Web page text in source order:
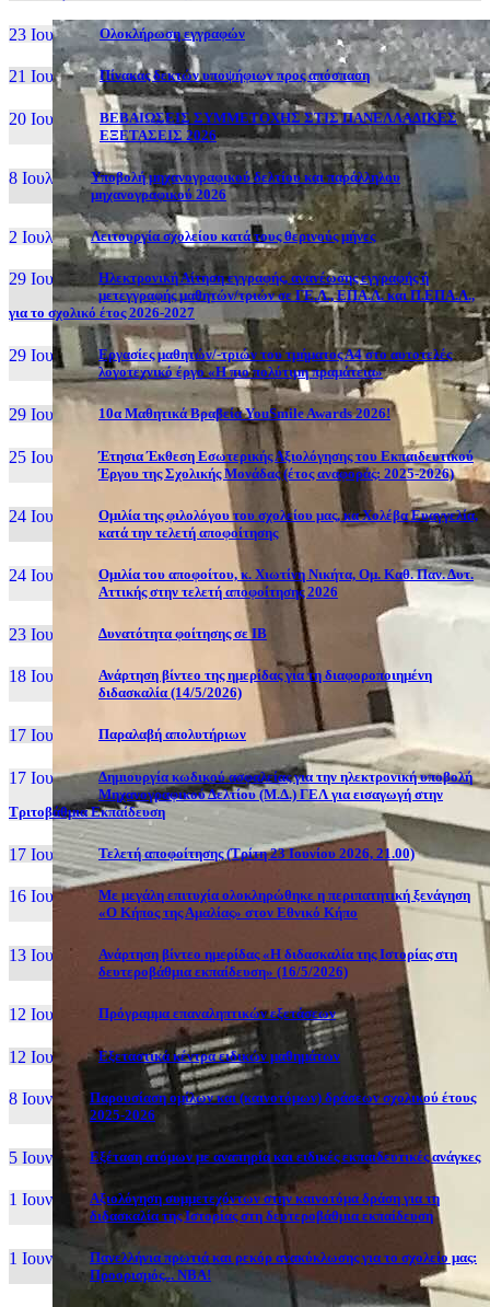
23 Ιουλ, 26 Ολοκλήρωση εγγραφών
21 Ιουλ, 26 Πίνακας δεκτών υποψήφιων προς απόσπαση
20 Ιουλ, 26
ΒΕΒΑΙΩΣΕΙΣ ΣΥΜΜΕΤΟΧΗΣ ΣΤΙΣ ΠΑΝΕΛΛΑΔΙΚΕΣ
ΕΞΕΤΑΣΕΙΣ 2026
8 Ιουλ, 26
Υποβολή μηχανογραφικού δελτίου και παράλληλου
μηχανογραφικού 2026
2 Ιουλ, 26 Λειτουργία σχολείου κατά τους θερινούς μήνες
29 Ιουν, 26
Ηλεκτρονική Αίτηση εγγραφής, ανανέωσης εγγραφής ή
μετεγγραφής μαθητών/τριών σε ΓΕ.Λ., ΕΠΑ.Λ. και Π.ΕΠΑ.Λ.,
για το σχολικό έτος 2026-2027
29 Ιουν, 26
Εργασίες μαθητών/-τριών του τμήματος Α4 στο αυτοτελές
λογοτεχνικό έργο «Η πιο πολύτιμη πραμάτεια»
29 Ιουν, 26 10α Μαθητικά Βραβεία YouSmile Awards 2026!
25 Ιουν, 26
Έτησια Έκθεση Εσωτερικής Αξιολόγησης του Εκπαιδευτικού
Έργου της Σχολικής Μονάδας (έτος αναφοράς: 2025-2026)
24 Ιουν, 26
Ομιλία της φιλολόγου του σχολείου μας, κα Χολέβα Ευαγγελία,
κατά την τελετή αποφοίτησης
24 Ιουν, 26
Ομιλία του αποφοίτου, κ. Χιωτίνη Νικήτα, Ομ. Καθ. Παν. Δυτ.
Αττικής στην τελετή αποφοίτησης 2026
23 Ιουν, 26 Δυνατότητα φοίτησης σε ΙΒ
18 Ιουν, 26
Ανάρτηση βίντεο της ημερίδας για τη διαφοροποιημένη
διδασκαλία (14/5/2026)
17 Ιουν, 26 Παραλαβή απολυτήριων
17 Ιουν, 26
Δημιουργία κωδικού ασφαλείας για την ηλεκτρονική υποβολή
Μηχανογραφικού Δελτίου (Μ.Δ.) ΓΕΛ για εισαγωγή στην
Τριτοβάθμια Εκπαίδευση
17 Ιουν, 26 Τελετή αποφοίτησης (Τρίτη 23 Ιουνίου 2026, 21.00)
16 Ιουν, 26
Με μεγάλη επιτυχία ολοκληρώθηκε η περιπατητική ξενάγηση
«Ο Κήπος της Αμαλίας» στον Εθνικό Κήπο
13 Ιουν, 26
Ανάρτηση βίντεο ημερίδας «Η διδασκαλία της Ιστορίας στη
δευτεροβάθμια εκπαίδευση» (16/5/2026)
12 Ιουν, 26 Πρόγραμμα επαναληπτικών εξετάσεων
12 Ιουν, 26 Εξεταστικά κέντρα ειδικών μαθημάτων
8 Ιουν, 26
Παρουσίαση ομίλων και (καινοτόμων) δράσεων σχολικού έτους
2025-2026
5 Ιουν, 26 Εξέταση ατόμων με αναπηρία και ειδικές εκπαιδευτικές ανάγκες
1 Ιουν, 26
Αξιολόγηση συμμετεχόντων στην καινοτόμα δράση για τη
διδασκαλία της Ιστορίας στη δευτεροβάθμια εκπαίδευση
1 Ιουν, 26
Πανελλήνια πρωτιά και ρεκόρ ανακύκλωσης για το σχολείο μας:
Προορισμός... NBA!